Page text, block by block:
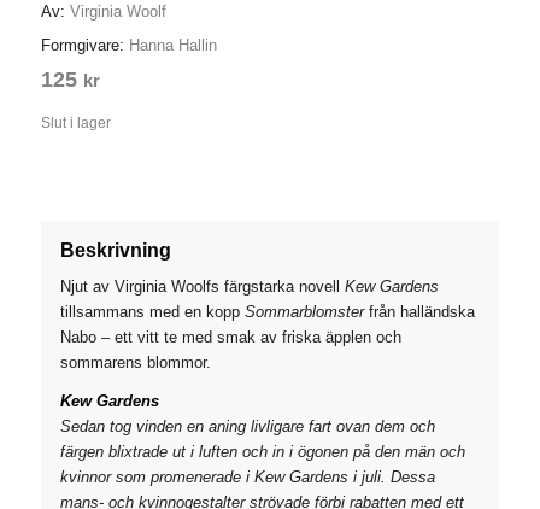
Av: Virginia Woolf
Formgivare: Hanna Hallin
125 kr
Slut i lager
Beskrivning
Njut av Virginia Woolfs färgstarka novell Kew Gardens
tillsammans med en kopp Sommarblomsterfrån halländska
Nabo – ett vitt te med smak av friska äpplen och
sommarens blommor.
Kew Gardens
Sedan tog vinden en aning livligare fart ovan dem och
färgen blixtrade ut i luften och in i ögonen på den män och
kvinnor som promenerade i Kew Gardens i juli. Dessa
mans- och kvinnogestalter strövade förbi rabatten med ett